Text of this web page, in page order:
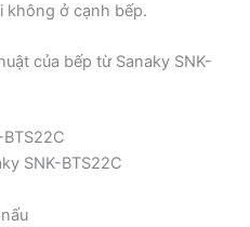
không ở cạnh bếp.
của bếp từ Sanaky SNK-
SNK-BTS22C